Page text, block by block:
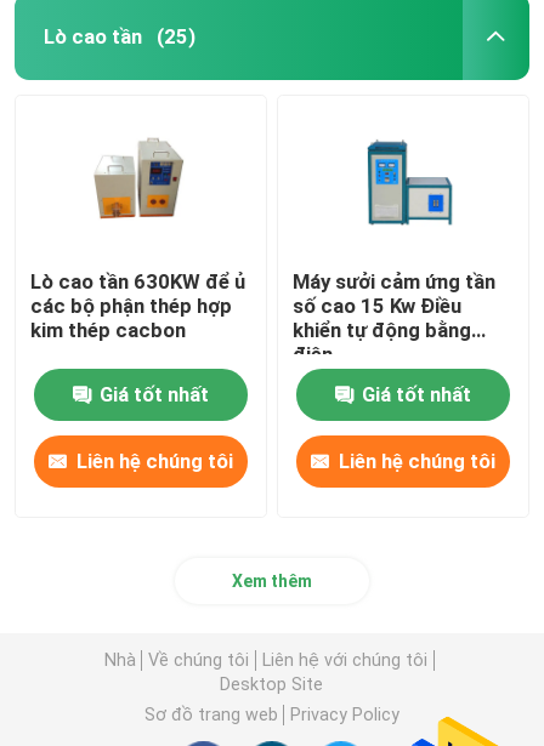
Lò cao tần (25)
Lò cao tần 630KW để ủ
các bộ phận thép hợp
kim thép cacbon
Giá tốt nhất
Liên hệ chúng tôi
Máy sưởi cảm ứng tần
số cao 15 Kw Điều
khiển tự động bằng
điện
Giá tốt nhất
Liên hệ chúng tôi
Xem thêm
Nhà Về chúng tôi
Liên hệ với chúng tôi
Desktop Site
Sơ đồ trang web
Privacy Policy